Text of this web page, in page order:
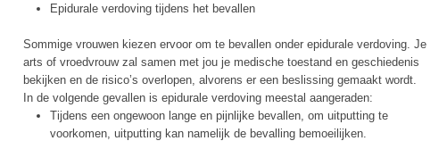
Epidurale verdoving tijdens het bevallen
Sommige vrouwen kiezen ervoor om te bevallen onder epidurale verdoving. Je
arts of vroedvrouw zal samen met jou je medische toestand en geschiedenis
bekijken en de risico’s overlopen, alvorens er een beslissing gemaakt wordt.
In de volgende gevallen is epidurale verdoving meestal aangeraden:
Tijdens een ongewoon lange en pijnlijke bevallen, om uitputting te
voorkomen, uitputting kan namelijk de bevalling bemoeilijken.